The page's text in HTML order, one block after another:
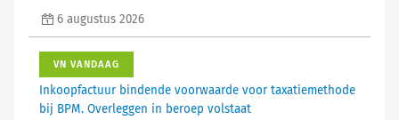
6 augustus 2026
VN VANDAAG
Inkoopfactuur bindende voorwaarde voor taxatiemethode
bij BPM. Overleggen in beroep volstaat